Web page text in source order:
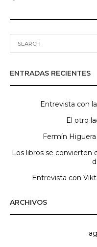
ENTRADAS RECIENTES
Entrevista con
El otro
Fermín
Los libros se convierten
Entrevista con
ARCHIVOS